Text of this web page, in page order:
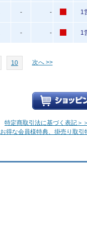
- - 1
- - 1
10 次へ >>
特定商取引法に基づく表記＞＞
お得な会員様特典、掛売り取引